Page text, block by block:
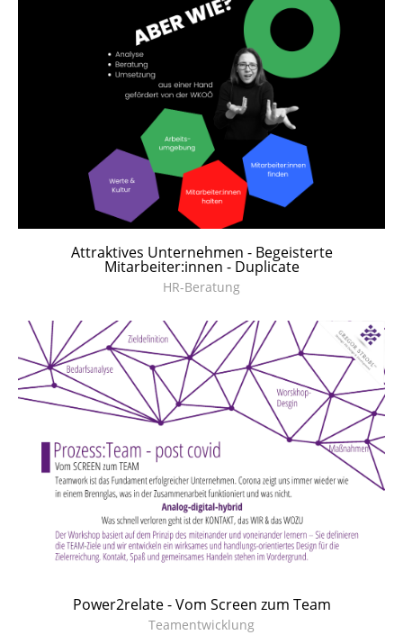
Attraktives Unternehmen - Begeisterte
Mitarbeiter:innen - Duplicate
HR-Beratung
Power2relate - Vom Screen zum Team
Teamentwicklung